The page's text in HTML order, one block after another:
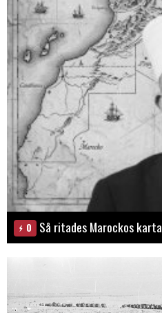
0 Så ritades Marockos karta